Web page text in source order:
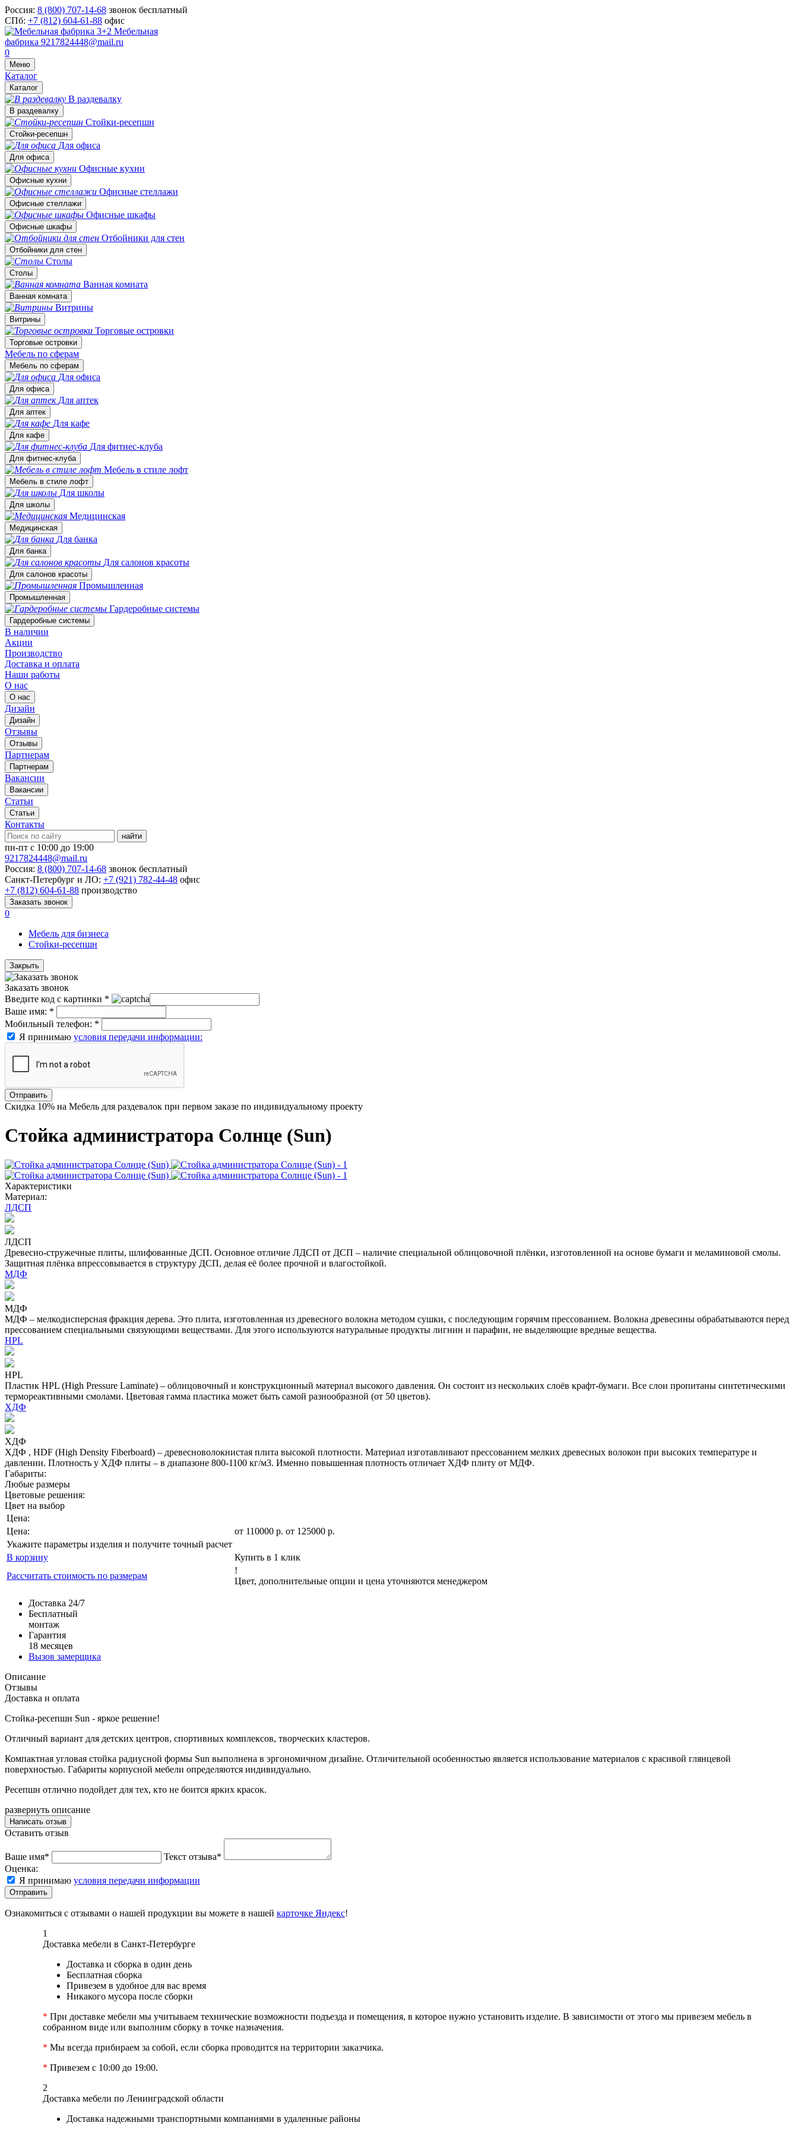
Россия: 8 (800) 707-14-68 звонок бесплатный
СПб: +7 (812) 604-61-88 офис
Мебельная
фабрика 9217824448@mail.ru
0
Меню
Каталог
Каталог
В раздевалку
В раздевалку
Стойки-ресепшн
Стойки-ресепшн
Для офиса
Для офиса
Офисные кухни
Офисные кухни
Офисные стеллажи
Офисные стеллажи
Офисные шкафы
Офисные шкафы
Отбойники для стен
Отбойники для стен
Столы
Столы
Ванная комната
Ванная комната
Витрины
Витрины
Торговые островки
Торговые островки
Мебель по сферам
Мебель по сферам
Для офиса
Для офиса
Для аптек
Для аптек
Для кафе
Для кафе
Для фитнес-клуба
Для фитнес-клуба
Мебель в стиле лофт
Мебель в стиле лофт
Для школы
Для школы
Медицинская
Медицинская
Для банка
Для банка
Для салонов красоты
Для салонов красоты
Промышленная
Промышленная
Гардеробные системы
Гардеробные системы
В наличии
Акции
Производство
Доставка и оплата
Наши работы
О нас
О нас
Дизайн
Дизайн
Отзывы
Отзывы
Партнерам
Партнерам
Вакансии
Вакансии
Статьи
Статьи
Контакты
найти
пн-пт с 10:00 до 19:00
9217824448@mail.ru
Россия: 8 (800) 707-14-68 звонок бесплатный
Санкт-Петербург и ЛО: +7 (921) 782-44-48 офис
+7 (812) 604-61-88 производство
Заказать звонок
0
Мебель для бизнеса
Стойки-ресепшн
Закрыть
Заказать звонок
Введите код с картинки *
Ваше имя: *
Мобильный телефон: *
Я принимаю условия передачи информации:
Отправить
Скидка 10% на Мебель для раздевалок при первом заказе по индивидуальному проекту
Стойка администратора Солнце (Sun)
Характеристики
Материал:
ЛДСП
ЛДСП
Древесно-стружечные плиты, шлифованные ДСП. Основное отличие ЛДСП от ДСП – наличие специальной облицовочной плёнки, изготовленной на основе бумаги и меламиновой смолы.
Защитная плёнка впрессовывается в структуру ДСП, делая её более прочной и влагостойкой.
МДФ
МДФ
МДФ – мелкодисперсная фракция дерева. Это плита, изготовленная из древесного волокна методом сушки, с последующим горячим прессованием. Волокна древесины обрабатываются перед
прессованием специальными связующими веществами. Для этого используются натуральные продукты лигнин и парафин, не выделяющие вредные вещества.
HPL
HPL
Пластик HPL (High Pressure Laminate) – облицовочный и конструкционный материал высокого давления. Он состоит из нескольких слоёв крафт-бумаги. Все слои пропитаны синтетическими
термореактивными смолами. Цветовая гамма пластика может быть самой разнообразной (от 50 цветов).
ХДФ
ХДФ
ХДФ , HDF (High Density Fiberboard) – древесноволокнистая плита высокой плотности. Материал изготавливают прессованием мелких древесных волокон при высоких температуре и
давлении. Плотность у ХДФ плиты – в диапазоне 800-1100 кг/м3. Именно повышенная плотность отличает ХДФ плиту от МДФ.
Габариты:
Любые размеры
Цветовые решения:
Цвет на выбор
Цена:
Цена:
от 110000 р. от 125000 р.
Укажите параметры изделия и получите точный расчет
В корзину
Купить в 1 клик
Рассчитать стоимость по размерам
!
Цвет, дополнительные опции и цена уточняются менеджером
Доставка 24/7
Бесплатный
монтаж
Гарантия
18 месяцев
Вызов замерщика
Описание
Отзывы
Доставка и оплата
Стойка-ресепшн Sun - яркое решение!
Отличный вариант для детских центров, спортивных комплексов, творческих кластеров.
Компактная угловая стойка радиусной формы Sun выполнена в эргономичном дизайне. Отличительной особенностью является использование материалов с красивой глянцевой
поверхностью. Габариты корпусной мебели определяются индивидуально.
Ресепшн отлично подойдет для тех, кто не боится ярких красок.
развернуть описание
Написать отзыв
Оставить отзыв
Ваше имя*
Текст отзыва*
Оценка:
Я принимаю условия передачи информации
Отправить
Ознакомиться с отзывами о нашей продукции вы можете в нашей карточке Яндекс!
1
Доставка мебели в Санкт-Петербурге
Доставка и сборка в один день
Бесплатная сборка
Привезем в удобное для вас время
Никакого мусора после сборки
* При доставке мебели мы учитываем технические возможности подъезда и помещения, в которое нужно установить изделие. В зависимости от этого мы привезем мебель в
собранном виде или выполним сборку в точке назначения.
* Мы всегда прибираем за собой, если сборка проводится на территории заказчика.
* Привезем с 10:00 до 19:00.
2
Доставка мебели по Ленинградской области
Доставка надежными транспортными компаниями в удаленные районы